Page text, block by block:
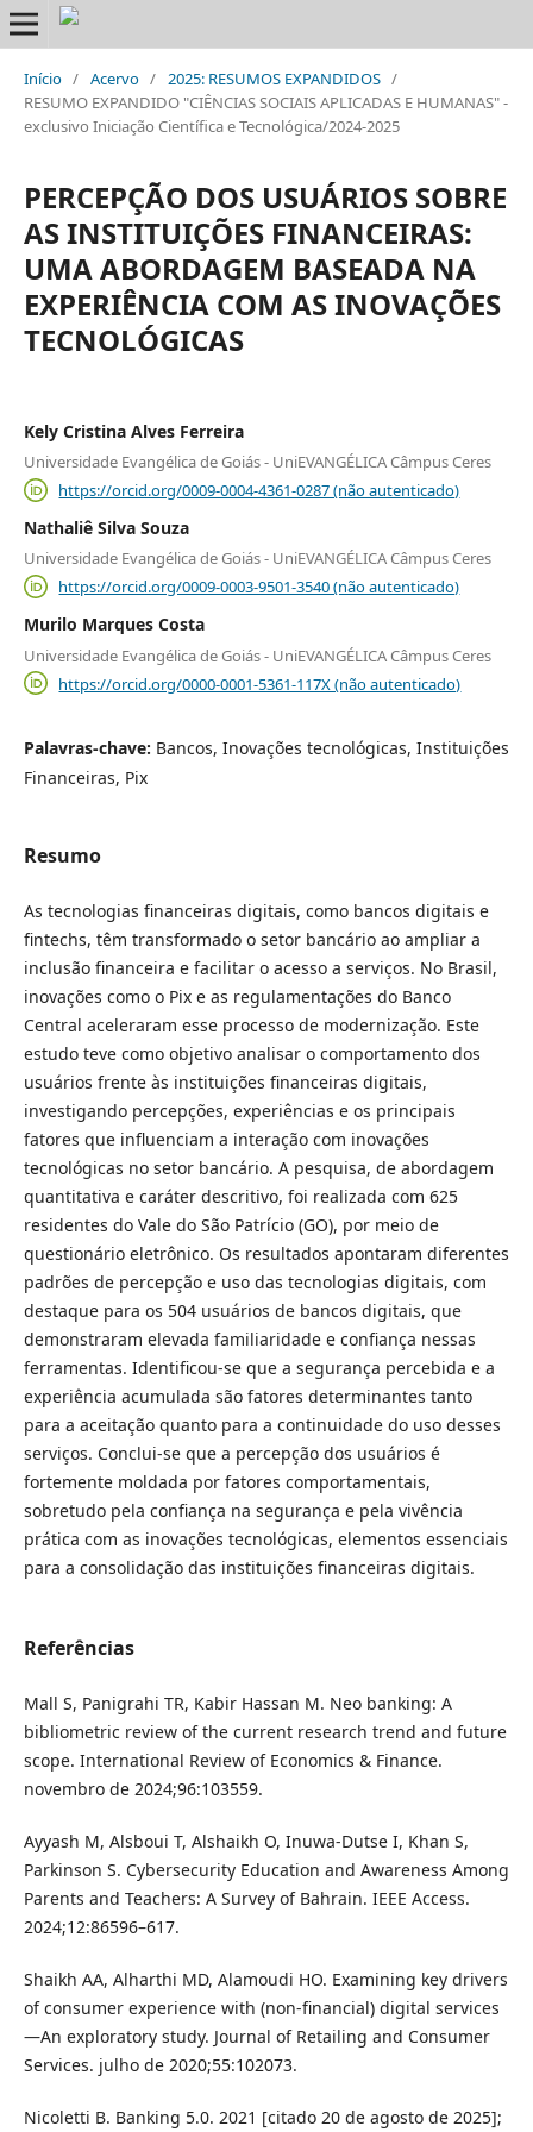
Início / Acervo / 2025: RESUMOS EXPANDIDOS /
RESUMO EXPANDIDO "CIÊNCIAS SOCIAIS APLICADAS E HUMANAS" -
exclusivo Iniciação Científica e Tecnológica/2024-2025
PERCEPÇÃO DOS USUÁRIOS SOBRE
AS INSTITUIÇÕES FINANCEIRAS:
UMA ABORDAGEM BASEADA NA
EXPERIÊNCIA COM AS INOVAÇÕES
TECNOLÓGICAS
Kely Cristina Alves Ferreira
Universidade Evangélica de Goiás - UniEVANGÉLICA Câmpus Ceres
https://orcid.org/0009-0004-4361-0287 (não autenticado)
Nathaliê Silva Souza
Universidade Evangélica de Goiás - UniEVANGÉLICA Câmpus Ceres
https://orcid.org/0009-0003-9501-3540 (não autenticado)
Murilo Marques Costa
Universidade Evangélica de Goiás - UniEVANGÉLICA Câmpus Ceres
https://orcid.org/0000-0001-5361-117X (não autenticado)
Palavras-chave: Bancos, Inovações tecnológicas, Instituições
Financeiras, Pix
Resumo
As tecnologias financeiras digitais, como bancos digitais e
fintechs, têm transformado o setor bancário ao ampliar a
inclusão financeira e facilitar o acesso a serviços. No Brasil,
inovações como o Pix e as regulamentações do Banco
Central aceleraram esse processo de modernização. Este
estudo teve como objetivo analisar o comportamento dos
usuários frente às instituições financeiras digitais,
investigando percepções, experiências e os principais
fatores que influenciam a interação com inovações
tecnológicas no setor bancário. A pesquisa, de abordagem
quantitativa e caráter descritivo, foi realizada com 625
residentes do Vale do São Patrício (GO), por meio de
questionário eletrônico. Os resultados apontaram diferentes
padrões de percepção e uso das tecnologias digitais, com
destaque para os 504 usuários de bancos digitais, que
demonstraram elevada familiaridade e confiança nessas
ferramentas. Identificou-se que a segurança percebida e a
experiência acumulada são fatores determinantes tanto
para a aceitação quanto para a continuidade do uso desses
serviços. Conclui-se que a percepção dos usuários é
fortemente moldada por fatores comportamentais,
sobretudo pela confiança na segurança e pela vivência
prática com as inovações tecnológicas, elementos essenciais
para a consolidação das instituições financeiras digitais.
Referências
Mall S, Panigrahi TR, Kabir Hassan M. Neo banking: A
bibliometric review of the current research trend and future
scope. International Review of Economics & Finance.
novembro de 2024;96:103559.
Ayyash M, Alsboui T, Alshaikh O, Inuwa-Dutse I, Khan S,
Parkinson S. Cybersecurity Education and Awareness Among
Parents and Teachers: A Survey of Bahrain. IEEE Access.
2024;12:86596–617.
Shaikh AA, Alharthi MD, Alamoudi HO. Examining key drivers
of consumer experience with (non-financial) digital services
—An exploratory study. Journal of Retailing and Consumer
Services. julho de 2020;55:102073.
Nicoletti B. Banking 5.0. 2021 [citado 20 de agosto de 2025];